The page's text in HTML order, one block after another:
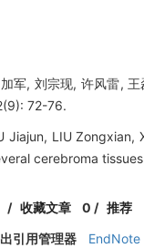
军, 刘宗现, 许风雷,
72-76.
Jiajun, LIU Zongxian,
cerebroma
/收藏文章 0 / 推荐
引用管理器
EndNote